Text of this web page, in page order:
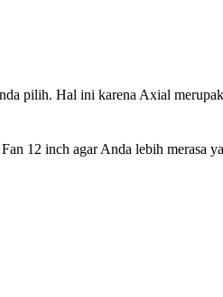
pilih. Hal ini karena Axial
12 inch agar Anda lebih merasa